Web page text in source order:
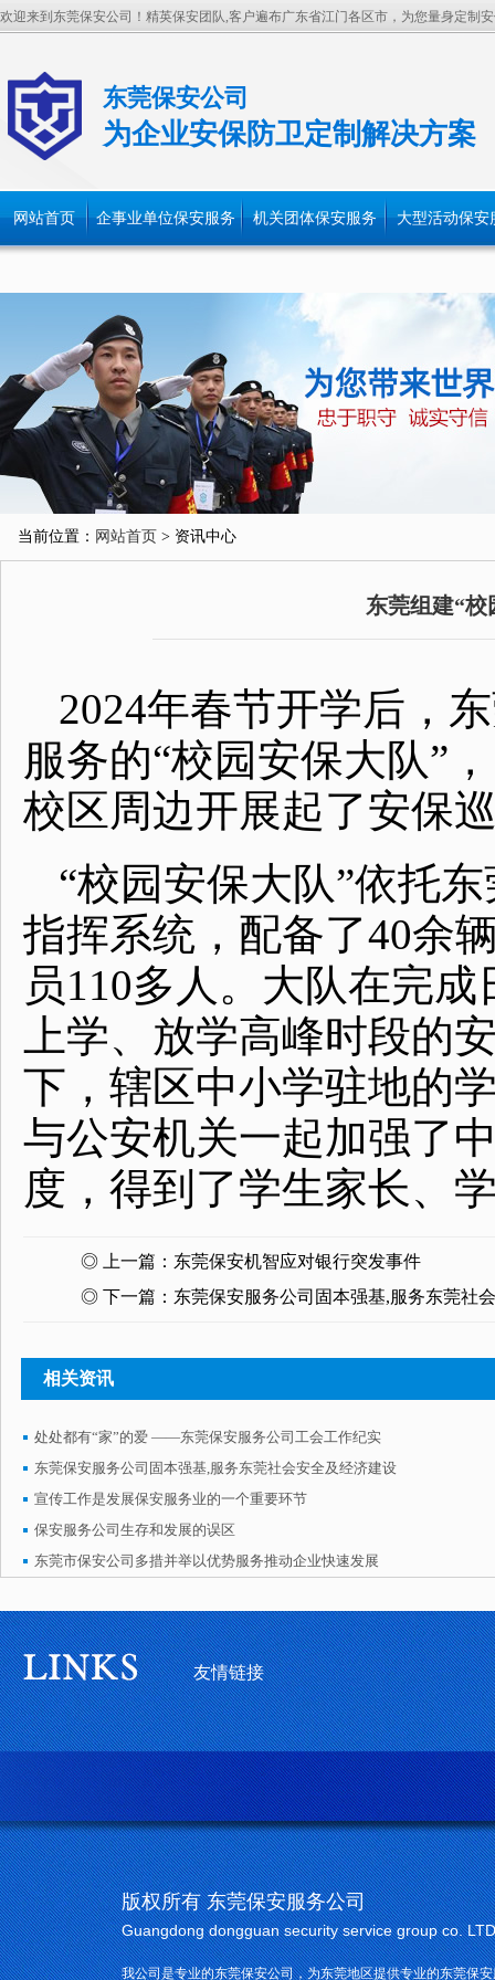
欢迎来到东莞保安公司！精英保安团队,客户遍布广东省江门各区市，为您量身定制
东莞保安公司
为企业安保防卫定制解决方案
网站首页 企事业单位保安服务 机关团体保安服务 大型活动保安
当前位置： 网站首页 > 资讯中心
东莞组建“
2024年春节开学后，
服务的“校园安保大队”
校区周边开展起了安保
“校园安保大队”依托
指挥系统，配备了40余
员110多人。大队在完
上学、放学高峰时段的
下，辖区中小学驻地的
与公安机关一起加强了
度，得到了学生家长、
◎ 上一篇： 东莞保安机智应对银行突发事件
◎ 下一篇： 东莞保安服务公司固本强基,服务东莞社
相关资讯
处处都有“家”的爱 ——东莞保安服务公司工会工作纪实
东莞保安服务公司固本强基,服务东莞社会安全及经济建设
宣传工作是发展保安服务业的一个重要环节
保安服务公司生存和发展的误区
东莞市保安公司多措并举以优势服务推动企业快速发展
友情链接
版权所有 东莞保安服务公司
Guangdong dongguan security service group co. LTD
我公司是专业的东莞保安公司，为东莞地区提供专业的东莞保